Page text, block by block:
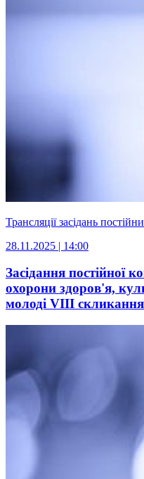
Трансляції засідань
28.11.2025 | 14:00
Засідання постійної
охорони здоров'я,
молоді VІІI скликання